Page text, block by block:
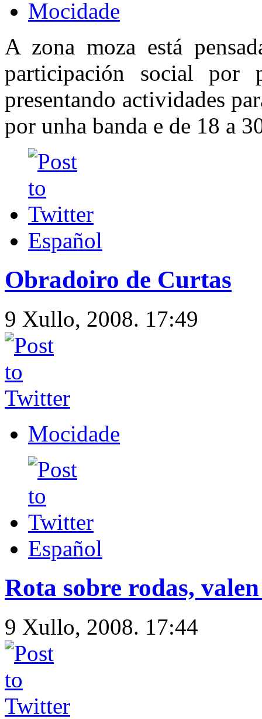
Mocidade
A zona moza está
participación social por
presentando actividades
por unha banda e de 18 a
Español
Obradoiro de Curtas
9 Xullo, 2008. 17:49
Mocidade
Español
Rota sobre rodas,
9 Xullo, 2008. 17:44